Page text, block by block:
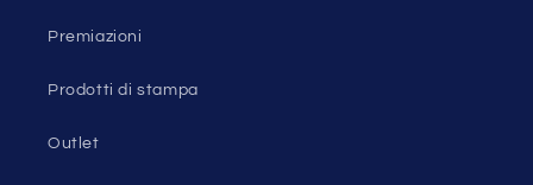
Premiazioni
Prodotti di stampa
Outlet